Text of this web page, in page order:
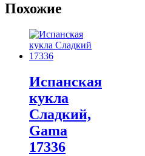
Похожие
Испанская
кукла
Cладкий,
Gama
17336